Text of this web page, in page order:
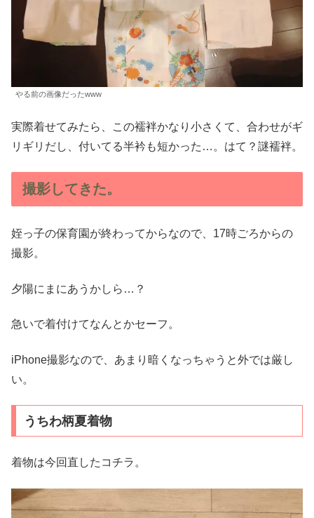
やる前の画像だったwww
実際着せてみたら、この襦袢かなり小さくて、合わせがギ
リギリだし、付いてる半衿も短かった…。はて？謎襦袢。
撮影してきた。
姪っ子の保育園が終わってからなので、17時ごろからの
撮影。
夕陽にまにあうかしら…？
急いで着付けてなんとかセーフ。
iPhone撮影なので、あまり暗くなっちゃうと外では厳し
い。
うちわ柄夏着物
着物は今回直したコチラ。